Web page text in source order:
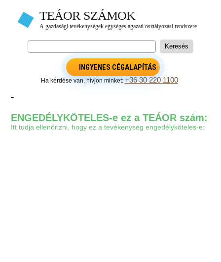
INGYENES CÉGALAPÍTÁS
Ha kérdése van, hívjon minket:+36 30 220 1100
-
ENGEDÉLYKÖTELES-e ez a TEÁOR szám:
Itt tudja ellenőrizni, hogy ez a tevékenység engedélyköteles-e: